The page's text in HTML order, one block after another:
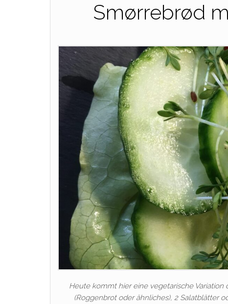
Smørrebrød
Heute kommt hier eine vegetarische
(Roggenbrot oder ähnliches), 2 Salatblätter